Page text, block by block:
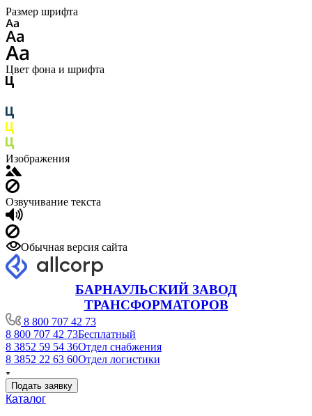
Размер шрифта
Цвет фона и шрифта
Изображения
Озвучивание текста
Обычная версия сайта
БАРНАУЛЬСКИЙ ЗАВОД
ТРАНСФОРМАТОРОВ
8 800 707 42 73
8 800 707 42 73Бесплатный
8 3852 59 54 36Отдел снабжения
8 3852 22 63 60Отдел логистики
Подать заявку
Каталог